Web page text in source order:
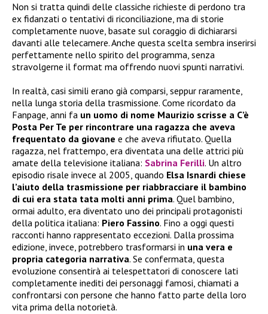
Non si tratta quindi delle classiche richieste di perdono tra
ex fidanzati o tentativi di riconciliazione, ma di storie
completamente nuove, basate sul coraggio di dichiararsi
davanti alle telecamere. Anche questa scelta sembra inserirsi
perfettamente nello spirito del programma, senza
stravolgerne il format ma offrendo nuovi spunti narrativi.
In realtà, casi simili erano già comparsi, seppur raramente,
nella lunga storia della trasmissione. Come ricordato da
Fanpage, anni fa un uomo di nome Maurizio scrisse a C’è
Posta Per Te per rincontrare una ragazza che aveva
frequentato da giovane e che aveva rifiutato. Quella
ragazza, nel frattempo, era diventata una delle attrici più
amate della televisione italiana: Sabrina Ferilli. Un altro
episodio risale invece al 2005, quando Elsa Isnardi chiese
l’aiuto della trasmissione per riabbracciare il bambino
di cui era stata tata molti anni prima. Quel bambino,
ormai adulto, era diventato uno dei principali protagonisti
della politica italiana: Piero Fassino. Fino a oggi questi
racconti hanno rappresentato eccezioni. Dalla prossima
edizione, invece, potrebbero trasformarsi in una vera e
propria categoria narrativa. Se confermata, questa
evoluzione consentirà ai telespettatori di conoscere lati
completamente inediti dei personaggi famosi, chiamati a
confrontarsi con persone che hanno fatto parte della loro
vita prima della notorietà.